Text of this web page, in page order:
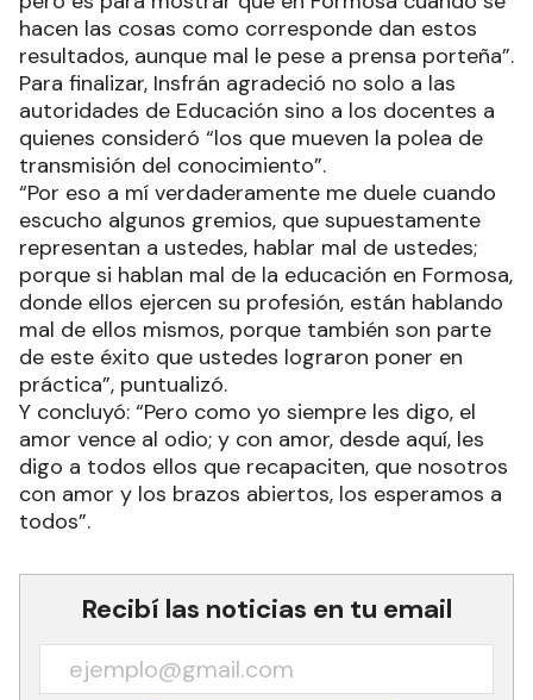
hacen las cosas como corresponde dan estos
resultados, aunque mal le pese a prensa porteña”.
Para finalizar, Insfrán agradeció no solo a las
autoridades de Educación sino a los docentes a
quienes consideró “los que mueven la polea de
transmisión del conocimiento”.
“Por eso a mí verdaderamente me duele cuando
escucho algunos gremios, que supuestamente
representan a ustedes, hablar mal de ustedes;
porque si hablan mal de la educación en Formosa,
donde ellos ejercen su profesión, están hablando
mal de ellos mismos, porque también son parte
de este éxito que ustedes lograron poner en
práctica”, puntualizó.
Y concluyó: “Pero como yo siempre les digo, el
amor vence al odio; y con amor, desde aquí, les
digo a todos ellos que recapaciten, que nosotros
con amor y los brazos abiertos, los esperamos a
todos”.
Recibí las noticias en tu email